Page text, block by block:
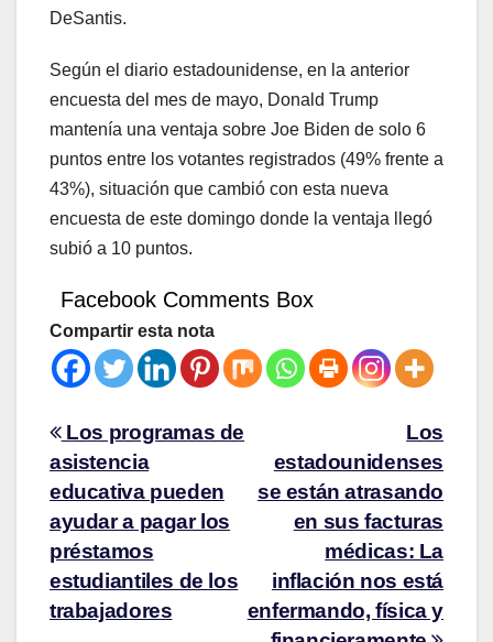
DeSantis.
Según el diario estadounidense, en la anterior
encuesta del mes de mayo, Donald Trump
mantenía una ventaja sobre Joe Biden de solo 6
puntos entre los votantes registrados (49% frente a
43%), situación que cambió con esta nueva
encuesta de este domingo donde la ventaja llegó
subió a 10 puntos.
Facebook Comments Box
Compartir esta nota
Los
estadounidenses
se están atrasando
en sus facturas
médicas: La
inflación nos está
enfermando, física y
Los programas de
asistencia
educativa pueden
ayudar a pagar los
préstamos
estudiantiles de los
trabajadores